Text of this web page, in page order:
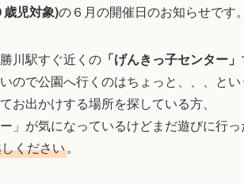
歳児対象)の６月の開催日のお知らせです。
川駅すぐ近くの 「げんきっ子センター」
ので公園へ行くのはちょっと、、、とい
お出かけする場所を探している方、
」が気になっているけどまだ遊びに行っ
ください。